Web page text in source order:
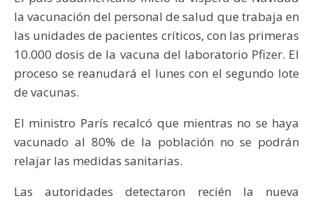
la vacunación del personal de salud que trabaja en
las unidades de pacientes críticos, con las primeras
10.000 dosis de la vacuna del laboratorio Pfizer. El
proceso se reanudará el lunes con el segundo lote
de vacunas.
El ministro París recalcó que mientras no se haya
vacunado al 80% de la población no se podrán
relajar las medidas sanitarias.
Las autoridades detectaron recién la nueva